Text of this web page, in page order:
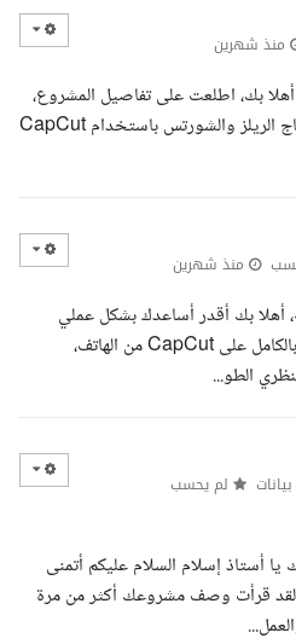
منذ شهرين
أهلا بك، اطلعت على تفاصيل المشروع،
وأستطيع تدريبك عمليا على مونتاج الريلز والشورتس باستخدام CapCut
منذ شهرين
أهلا بك أقدر أساعدك بشكل عملي
ومباشر، لأن عندي كورس مسجل بالكامل على CapCut من الهاتف،
الطو...
لم يحسب
أستاذ إسلام السلام عليكم أتمنى
قرأت وصف مشروعك أكثر من مرة